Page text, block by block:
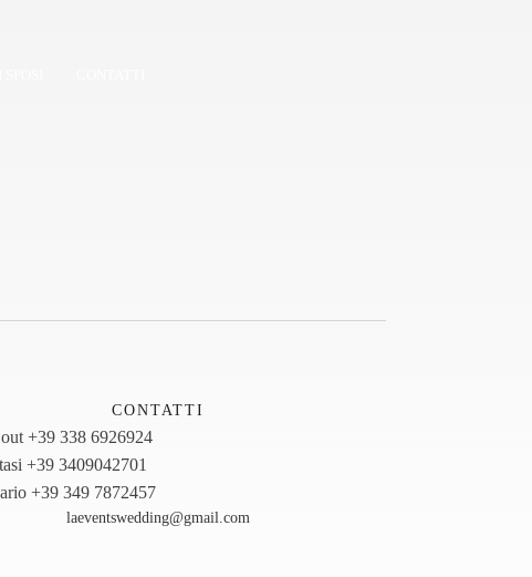
CONTATTI
+39 338 6926924
+39 3409042701
+39 349 7872457
laeventswedding@gmail.com